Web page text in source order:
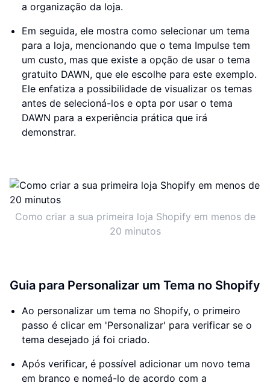
a organização da loja.
Em seguida, ele mostra como selecionar um tema
para a loja, mencionando que o tema Impulse tem
um custo, mas que existe a opção de usar o tema
gratuito DAWN, que ele escolhe para este exemplo.
Ele enfatiza a possibilidade de visualizar os temas
antes de selecioná-los e opta por usar o tema
DAWN para a experiência prática que irá
demonstrar.
Como criar a sua primeira loja Shopify em menos de
20 minutos
Guia para Personalizar um Tema no Shopify
Ao personalizar um tema no Shopify, o primeiro
passo é clicar em 'Personalizar' para verificar se o
tema desejado já foi criado.
Após verificar, é possível adicionar um novo tema
em branco e nomeá-lo de acordo com a